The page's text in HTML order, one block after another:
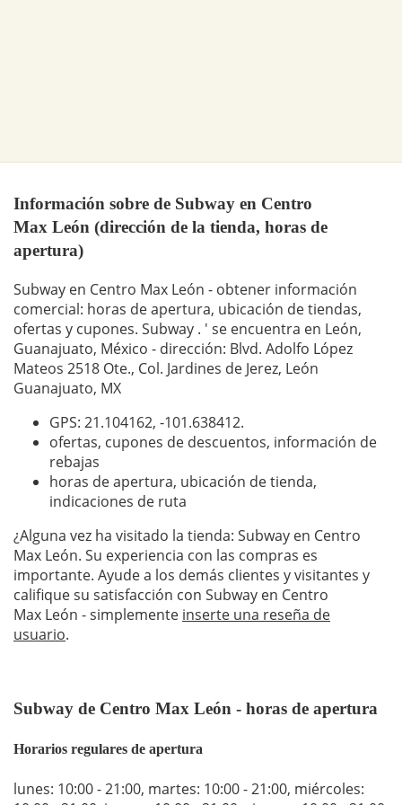
Información sobre de Subway en Centro
Max León (dirección de la tienda, horas de
apertura)
Subway en Centro Max León - obtener información
comercial: horas de apertura, ubicación de tiendas,
ofertas y cupones. Subway . ' se encuentra en León,
Guanajuato, México - dirección: Blvd. Adolfo López
Mateos 2518 Ote., Col. Jardines de Jerez, León
Guanajuato, MX
GPS: 21.104162, -101.638412.
ofertas, cupones de descuentos, información de
rebajas
horas de apertura, ubicación de tienda,
indicaciones de ruta
¿Alguna vez ha visitado la tienda: Subway en Centro
Max León. Su experiencia con las compras es
importante. Ayude a los demás clientes y visitantes y
califique su satisfacción con Subway en Centro
Max León - simplemente inserte una reseña de
usuario.
Subway de Centro Max León - horas de apertura
Horarios regulares de apertura
lunes: 10:00 - 21:00, martes: 10:00 - 21:00, miércoles: